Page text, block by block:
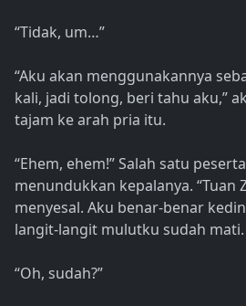
“Tidak, um…”
“Aku akan menggunakannya
kali, jadi tolong, beri tahu aku,”
tajam ke arah pria itu.
“Ehem, ehem!” Salah satu
menundukkan kepalanya. “Tuan
menyesal. Aku benar-benar
langit-langit mulutku sudah mati.
“Oh, sudah?”